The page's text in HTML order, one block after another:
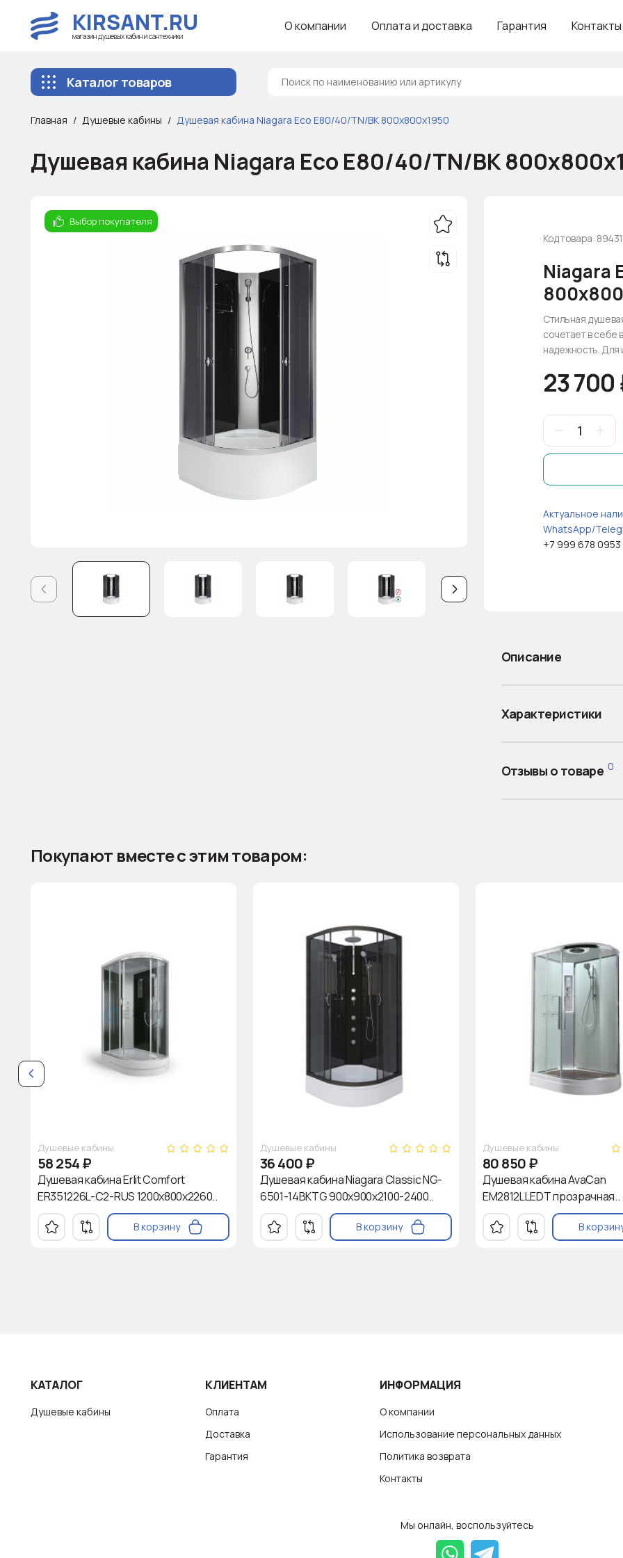
KIRSANT.RU
магазин душевых кабин и сантехники
О компании Оплата и доставка Гарантия Контакты
Каталог товаров
Главная Душевые кабины Душевая кабина Niagara Eco E80/40/TN/BK 800х800х1950
Душевая кабина Niagara Eco E80/40/TN/BK
Выбор покупателя
Код товара:
Niagara
Стильная
сочетает в себе
надежность. Для
23 700
Актуальное
WhatsApp/
+7 999 678 0953
Описание
Характеристики
Отзывы о товаре 0
Покупают вместе с этим товаром:
Душевые кабины
58 254₽
Душевая кабина Erlit Comfort
ER351226L-C2-RUS 1200x800x2260..
В корзину
Душевые кабины
36 400₽
Душевая кабина Niagara Classic NG-
6501-14BKTG 900х900х2100-2400..
В корзину
Душевые кабины
80 850₽
Душевая кабина AvaCan
EM2812LLEDT прозрачная..
В
КАТАЛОГ
Душевые кабины
КЛИЕНТАМ
Оплата
Доставка
Гарантия
ИНФОРМАЦИЯ
О компании
Использование персональных данных
Политика возврата
Контакты
Мы онлайн, воспользуйтесь